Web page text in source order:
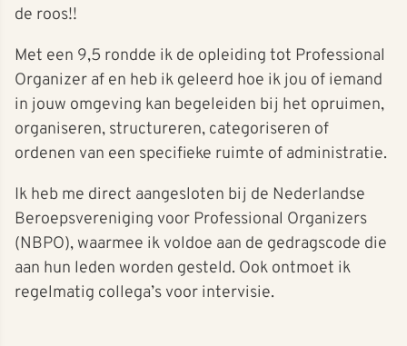
de roos!!
Met een 9,5 rondde ik de opleiding tot Professional
Organizer af en heb ik geleerd hoe ik jou of iemand
in jouw omgeving kan begeleiden bij het opruimen,
organiseren, structureren, categoriseren of
ordenen van een specifieke ruimte of administratie.
Ik heb me direct aangesloten bij de Nederlandse
Beroepsvereniging voor Professional Organizers
(NBPO), waarmee ik voldoe aan de gedragscode die
aan hun leden worden gesteld. Ook ontmoet ik
regelmatig collega’s voor intervisie.